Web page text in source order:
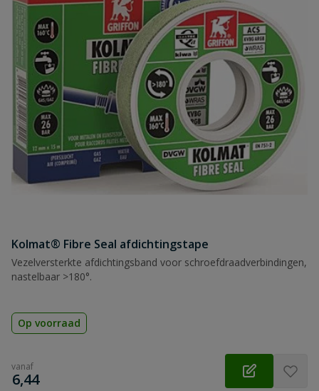
Kolmat® Fibre Seal afdichtingstape
Vezelversterkte afdichtingsband voor schroefdraadverbindingen,
nastelbaar >180°.
Op voorraad
vanaf
€
6,44